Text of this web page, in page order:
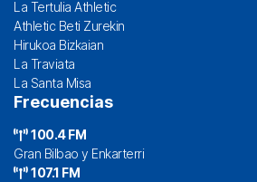
La Tertulia Athletic
Athletic Beti Zurekin
Hirukoa Bizkaian
La Traviata
La Santa Misa
Frecuencias
100.4 FM
Gran Bilbao y Enkarterri
107.1 FM